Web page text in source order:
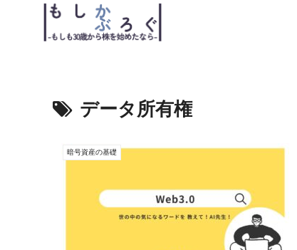
データ所有権
暗号資産の基礎